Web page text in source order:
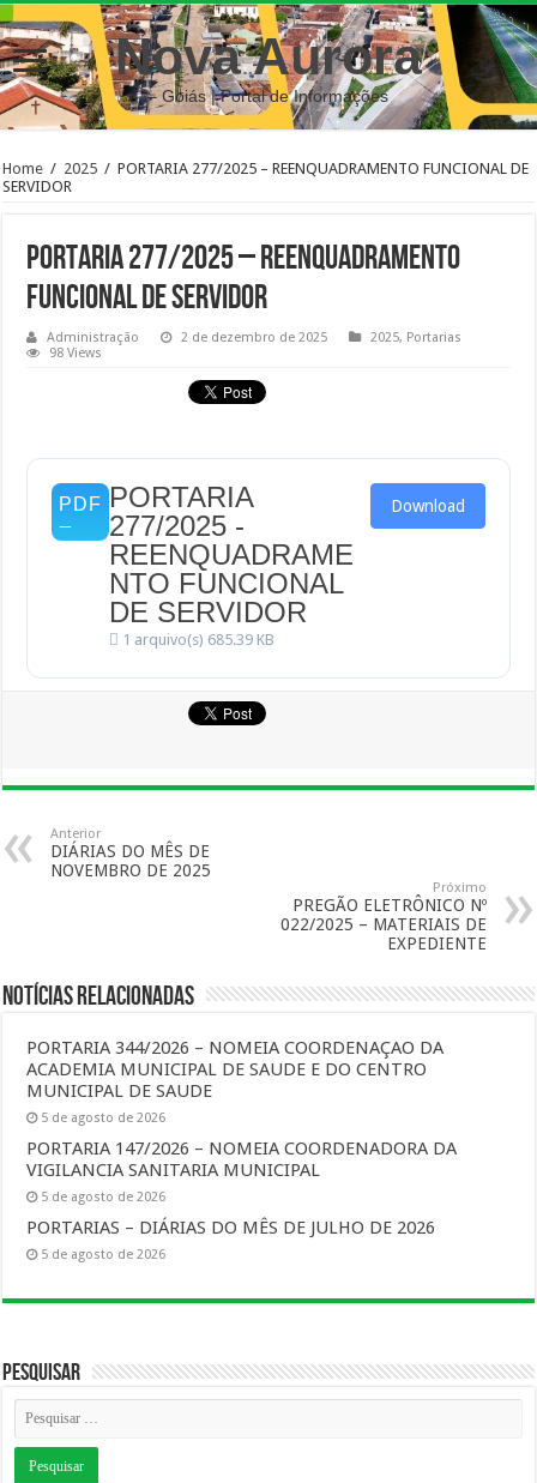
Nova Aurora
– Goiás | Portal de Informações
Home / 2025 / PORTARIA 277/2025 – REENQUADRAMENTO FUNCIONAL DE
SERVIDOR
PORTARIA 277/2025 – REENQUADRAMENTO
FUNCIONAL DE SERVIDOR
Administração 2 de dezembro de 2025 2025, Portarias
98 Views
PORTARIA
277/2025 -
REENQUADRAME
NTO FUNCIONAL
DE SERVIDOR
1 arquivo(s) 685.39 KB
Download
Anterior
DIÁRIAS DO MÊS DE
NOVEMBRO DE 2025
Próximo
PREGÃO ELETRÔNICO Nº
022/2025 – MATERIAIS DE
EXPEDIENTE
Notícias Relacionadas
PORTARIA 344/2026 – NOMEIA COORDENAÇAO DA
ACADEMIA MUNICIPAL DE SAUDE E DO CENTRO
MUNICIPAL DE SAUDE
5 de agosto de 2026
PORTARIA 147/2026 – NOMEIA COORDENADORA DA
VIGILANCIA SANITARIA MUNICIPAL
5 de agosto de 2026
PORTARIAS – DIÁRIAS DO MÊS DE JULHO DE 2026
5 de agosto de 2026
Pesquisar